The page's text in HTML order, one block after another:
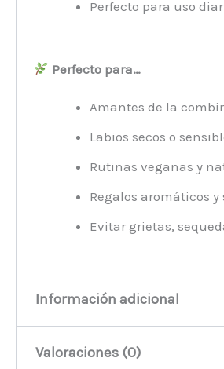
Perfecto para uso
Perfecto para…
Amantes de la
Labios secos o
Rutinas veganas y
Regalos aromáticos y
Evitar grietas,
Información adicional
Peso
Valoraciones (0)